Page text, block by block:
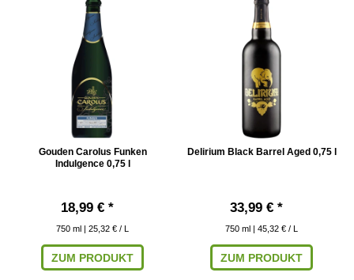
Gouden Carolus Funken
Indulgence 0,75 l
18,99 € *
750 ml | 25,32 € / L
ZUM PRODUKT
Delirium Black Barrel Aged 0,75 l
33,99 € *
750 ml | 45,32 € / L
ZUM PRODUKT